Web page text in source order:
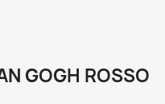
GOGH ROSSO